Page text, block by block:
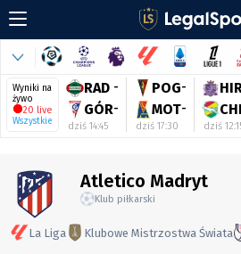
Wyniki na
żywo
20 live
Wszystkie
RAD -
GÓR-
dziś 14:45
POG-
MOT-
dziś 17:30
CHI
dziś
Atletico Madryt
Klub piłkarski
La Liga Klubowe Mistrzostwa Świata